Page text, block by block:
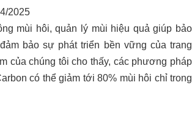
2025
mùi hôi, quản lý mùi hiệu quả giúp bảo
bảo sự phát triển bền vững của trang
của chúng tôi cho thấy, các phương pháp
có thể giảm tới 80% mùi hôi chỉ trong